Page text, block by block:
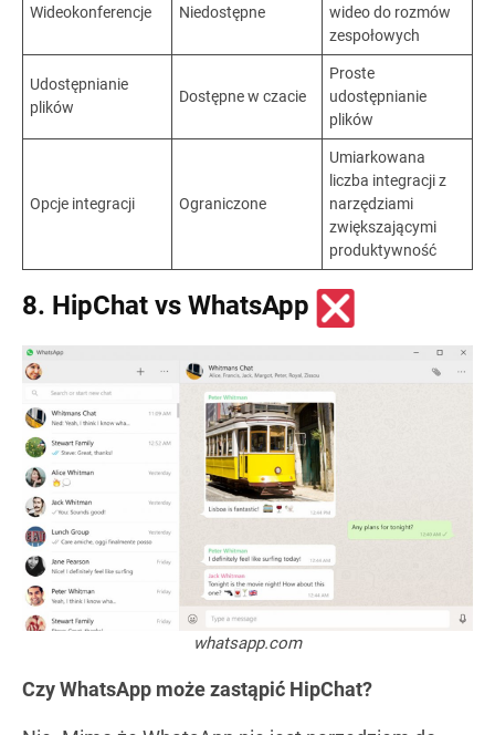
Wideokonferencje Niedostępne
wideo do rozmów
zespołowych
Udostępnianie
plików
Dostępne w czacie
Proste
udostępnianie
plików
Opcje integracji Ograniczone
Umiarkowana
liczba integracji z
narzędziami
zwiększającymi
produktywność
8. HipChat vs WhatsApp
whatsapp.com
Czy WhatsApp może zastąpić HipChat?